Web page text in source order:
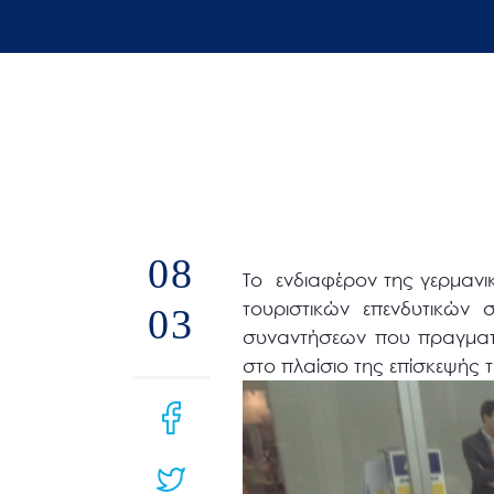
με
08
03
Το ενδιαφέρον της
τουριστικών
συναντήσεων που
στο πλαίσιο της επίσκεψής